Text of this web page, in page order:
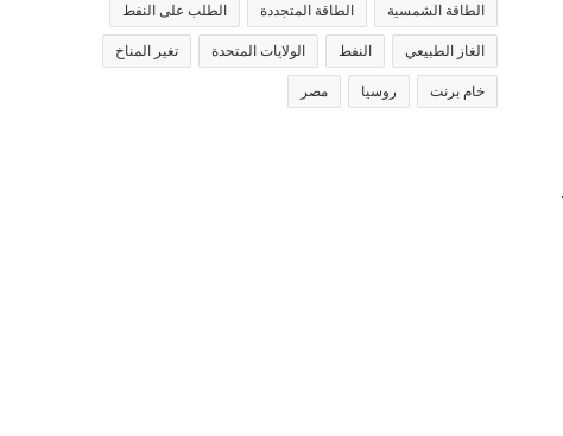
الطاقة الشمسية الطاقة المتجددة الطلب على النفط
الغاز الطبيعي النفط الولايات المتحدة تغير المناخ
خام برنت روسيا مصر